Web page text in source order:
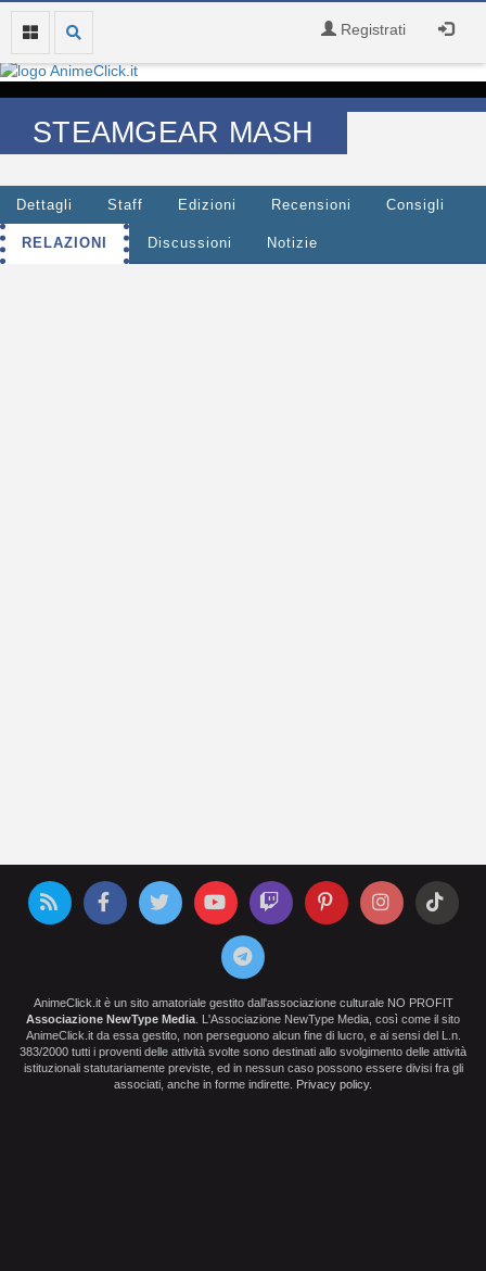
Registrati
STEAMGEAR MASH
Dettagli Staff Edizioni Recensioni Consigli
RELAZIONI Discussioni Notizie
AnimeClick.it è un sito amatoriale gestito dall'associazione culturale NO PROFIT
Associazione NewType Media . L'Associazione NewType Media, così come il sito
AnimeClick.it da essa gestito, non perseguono alcun fine di lucro, e ai sensi del L.n.
383/2000 tutti i proventi delle attività svolte sono destinati allo svolgimento delle attività
istituzionali statutariamente previste, ed in nessun caso possono essere divisi fra gli
associati, anche in forme indirette. Privacy policy.